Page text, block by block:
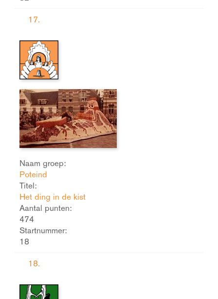
17.
Naam groep:
Poteind
Titel:
Het ding in de kist
Aantal punten:
474
Startnummer:
18
18.